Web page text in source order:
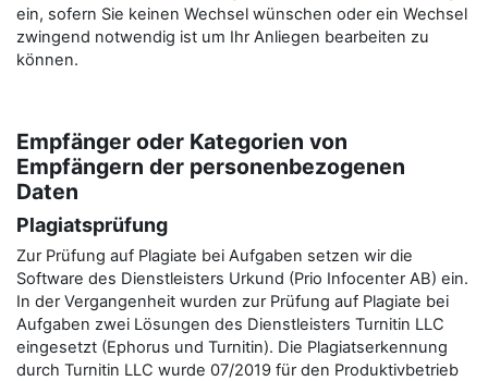
ein, sofern Sie keinen Wechsel wünschen oder ein Wechsel
zwingend notwendig ist um Ihr Anliegen bearbeiten zu
können.
Empfänger oder Kategorien von
Empfängern der personenbezogenen
Daten
Plagiatsprüfung
Zur Prüfung auf Plagiate bei Aufgaben setzen wir die
Software des Dienstleisters Urkund (Prio Infocenter AB) ein.
In der Vergangenheit wurden zur Prüfung auf Plagiate bei
Aufgaben zwei Lösungen des Dienstleisters Turnitin LLC
eingesetzt (Ephorus und Turnitin). Die Plagiatserkennung
durch Turnitin LLC wurde 07/2019 für den Produktivbetrieb